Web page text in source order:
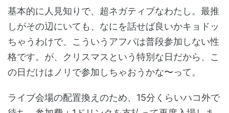
基本的に人見知りで、超ネガティブなわたし。最推
しがその辺にいても、なにを話せば良いかキョドッ
ちゃうわけで、こういうアフパは普段参加しない性
格です。が、クリスマスという特別な日だから、こ
の日だけはノリで参加しちゃおうかな〜って。
ライブ会場の配置換えのため、15分くらいハコ外で